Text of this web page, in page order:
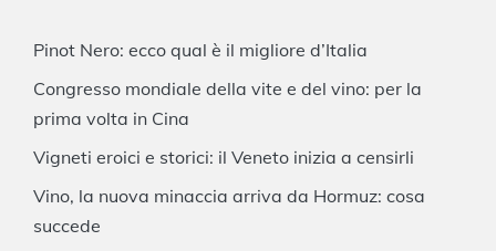
Pinot Nero: ecco qual è il migliore d’Italia
Congresso mondiale della vite e del vino: per la
prima volta in Cina
Vigneti eroici e storici: il Veneto inizia a censirli
Vino, la nuova minaccia arriva da Hormuz: cosa
succede